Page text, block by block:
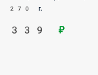
205 г.
409 ₽